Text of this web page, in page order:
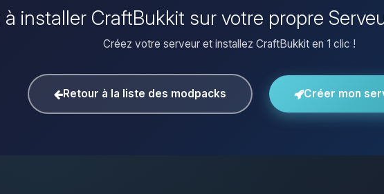
à installer CraftBukkit sur votre propre
Créez votre serveur et installez CraftBukkit en 1 clic !
Retour à la liste des modpacks Créer mon